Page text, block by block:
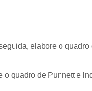
elabore o quadro
o quadro de Punnett e